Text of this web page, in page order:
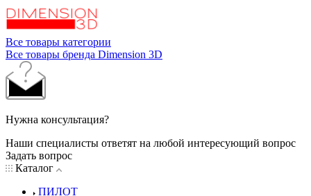
Все товары категории
Все товары бренда Dimension 3D
Нужна консультация?
Наши специалисты ответят на любой интересующий вопрос
Задать вопрос
Каталог
ПИЛОТ